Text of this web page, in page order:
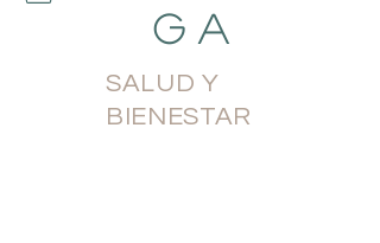
g a
SALUD Y
BIENESTAR